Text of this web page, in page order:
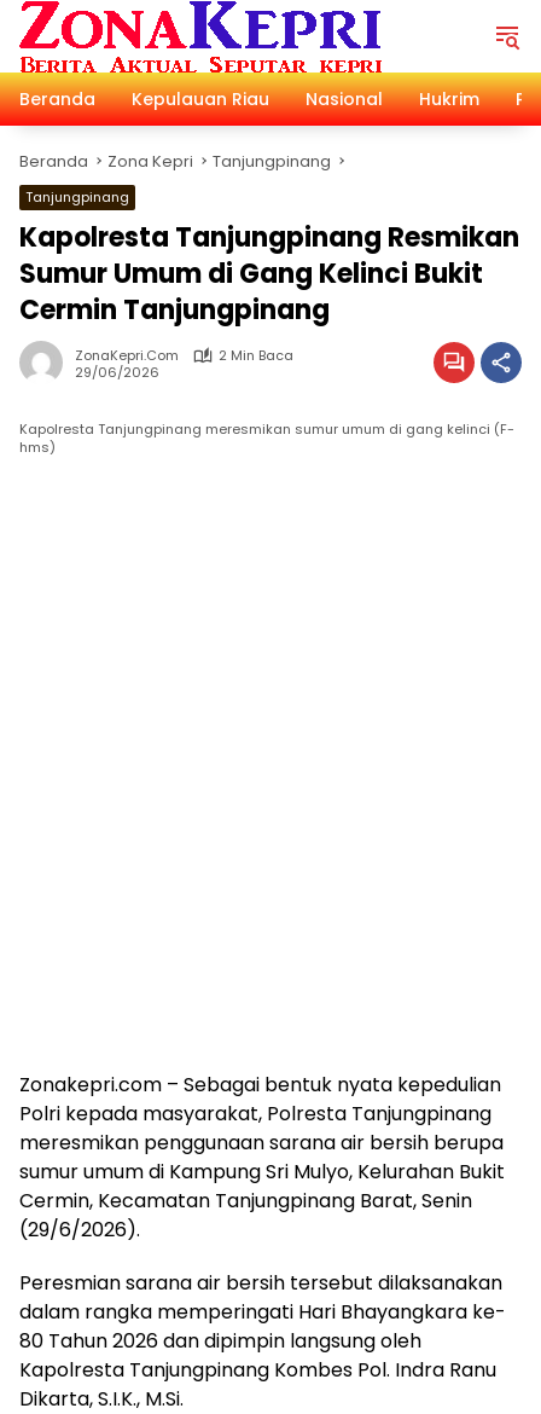
Langsung
konten
Beranda
Kepulauan Riau Nasional Hukrim
Beranda Zona Kepri Tanjungpinang
Tanjungpinang
Kapolresta Tanjungpinang Resmikan
Sumur Umum di Gang Kelinci Bukit
Cermin Tanjungpinang
ZonaKepri.com
2 Min Baca
29/06/2026
Kapolresta Tanjungpinang meresmikan sumur umum di gang kelinci (F-
hms)
Zonakepri.com – Sebagai bentuk nyata kepedulian
Polri kepada masyarakat, Polresta Tanjungpinang
meresmikan penggunaan sarana air bersih berupa
sumur umum di Kampung Sri Mulyo, Kelurahan Bukit
Cermin, Kecamatan Tanjungpinang Barat, Senin
(29/6/2026).
Peresmian sarana air bersih tersebut dilaksanakan
dalam rangka memperingati Hari Bhayangkara ke-
80 Tahun 2026 dan dipimpin langsung oleh
Kapolresta Tanjungpinang Kombes Pol. Indra Ranu
Dikarta, S.I.K., M.Si.